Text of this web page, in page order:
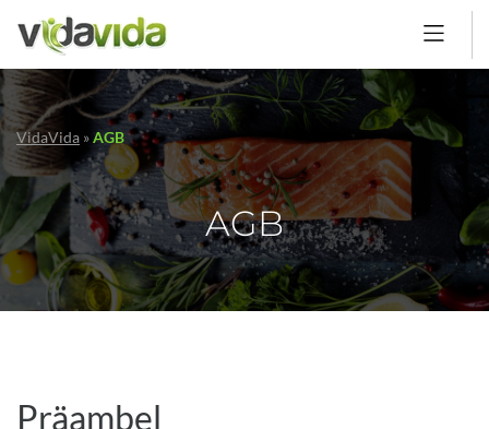
VidaVida »AGB
AGB
Präambel